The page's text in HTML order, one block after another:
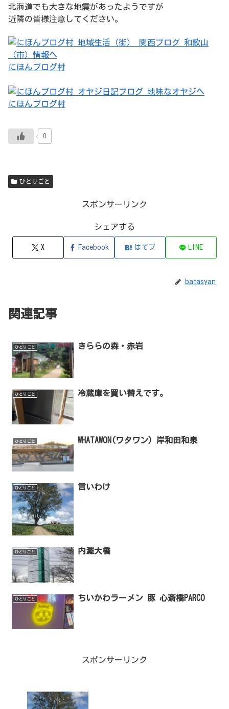
北海道でも大きな地震があったようですが
近隣の皆様注意してください。
にほんブログ村
にほんブログ村
0
ひとりごと
スポンサーリンク
シェアする
X Facebook はてブ LINE
batasyan
関連記事
ひとりごと きららの森・赤岩
ひとりごと 冷蔵庫を買い替えです。
ひとりごと WHATAWON(ワタワン) 岸和田和泉
ひとりごと 言いわけ
ひとりごと 内灘大橋
ひとりごと ちいかわラーメン 豚 心斎橋PARCO
スポンサーリンク